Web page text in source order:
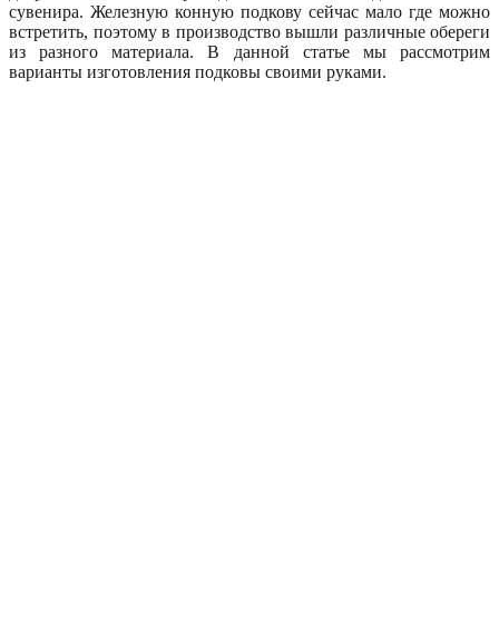
сувенира. Железную конную подкову сейчас мало где можно
встретить, поэтому в производство вышли различные обереги
из разного материала. В данной статье мы рассмотрим
варианты изготовления подковы своими руками.